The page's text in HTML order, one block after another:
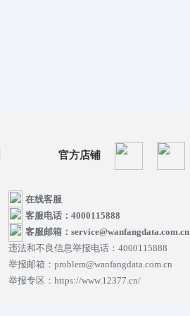
官方店铺
在线客服
客服电话：4000115888
客服邮箱：service@wanfangdata.com.cn
违法和不良信息举报电话：4000115888
举报邮箱：problem@wanfangdata.com.cn
举报专区：https://www.12377.cn/